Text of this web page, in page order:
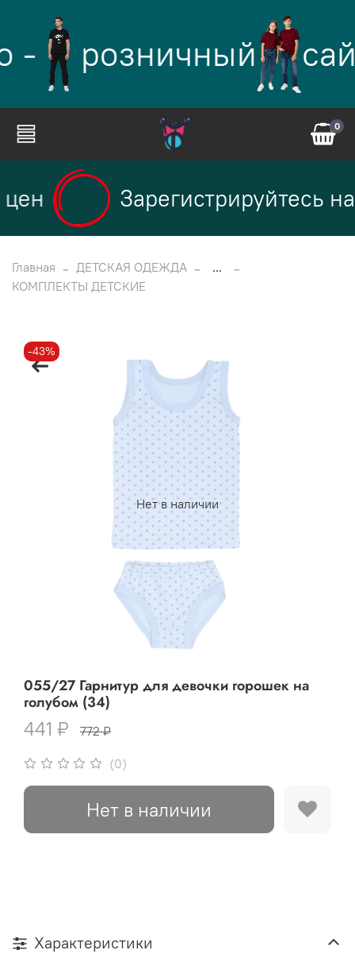
- розничный
0
Зарегистрируйтесь на
Главная ДЕТСКАЯ ОДЕЖДА
...
КОМПЛЕКТЫ ДЕТСКИЕ
Нет в наличии
-43%
(0)
055/27 Гарнитур для девочки горошек на
голубом (34)
441 ₽ 772 ₽
Нет в наличии
Характеристики